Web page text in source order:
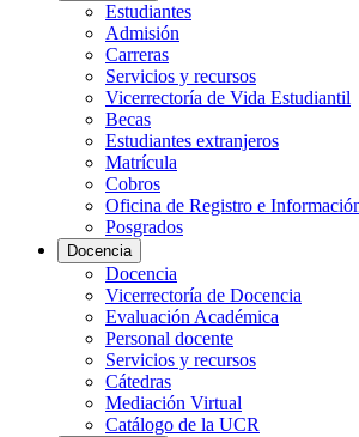
Estudiantes
Admisión
Carreras
Servicios y recursos
Vicerrectoría de Vida Estudiantil
Becas
Estudiantes extranjeros
Matrícula
Cobros
Oficina de Registro e
Posgrados
Docencia
Docencia
Vicerrectoría de Docencia
Evaluación Académica
Personal docente
Servicios y recursos
Cátedras
Mediación Virtual
Catálogo de la UCR